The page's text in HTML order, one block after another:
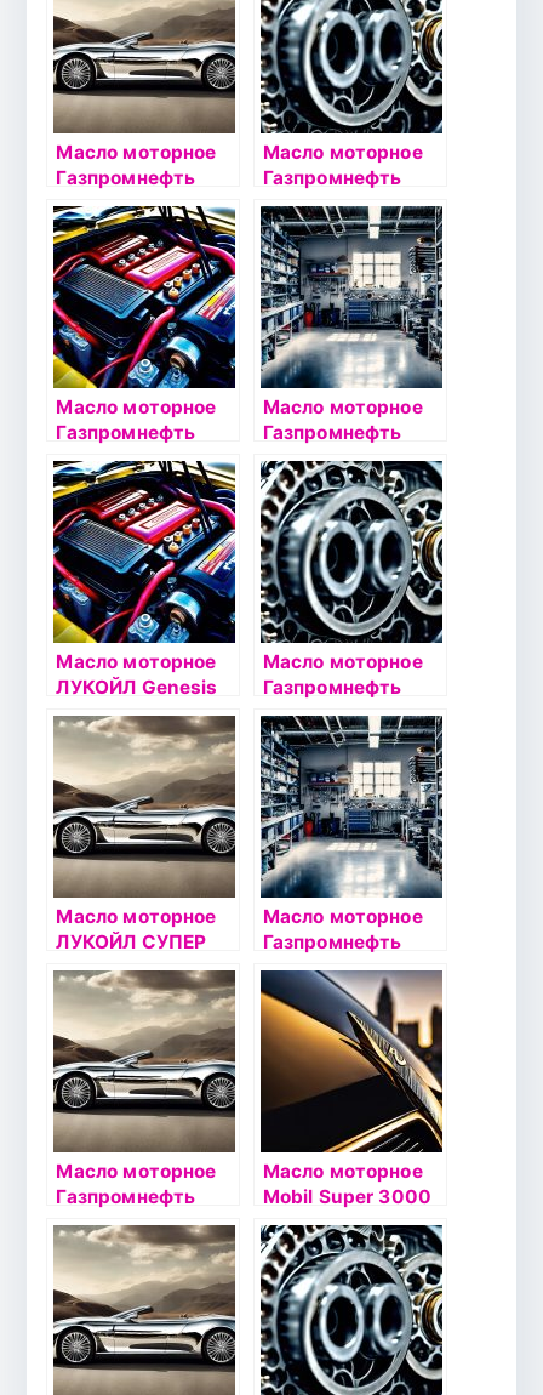
Масло моторное
Газпромнефть
Premium N 5W40
1л
Масло моторное
Газпромнефть
Super 5W40 1л
Масло моторное
Газпромнефть
Premium L 10W40
4л
Масло моторное
Газпромнефть
Premium L 5W30
4л
Масло моторное
ЛУКОЙЛ Genesis
ARMORTECH
5W40 1л
Масло моторное
Газпромнефть
Premium C3 5W40
1л
Масло моторное
ЛУКОЙЛ СУПЕР
5W40 5л
полусинтетическо
е
Масло моторное
Газпромнефть
Premium L 10W40
1л
Масло моторное
Газпромнефть
Standart 10W40
4л
Масло моторное
Mobil Super 3000
X1 5W40 1л
синтетическое